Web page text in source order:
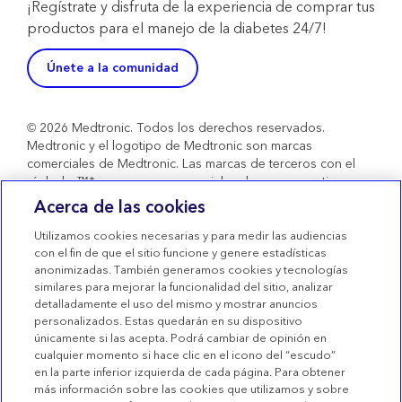
¡Regístrate y disfruta de la experiencia de comprar tus
productos para el manejo de la diabetes 24/7!
Únete a la comunidad
© 2026 Medtronic. Todos los derechos reservados.
Medtronic y el logotipo de Medtronic son marcas
comerciales de Medtronic. Las marcas de terceros con el
símbolo ™* son marcas comerciales de sus respectivos
propietarios. Todas las demás marcas son marcas
comerciales de una compañía de Medtronic. Productos
sanitarios con marcado CE conformes al Real Decreto
1591/2009.
Condiciones de uso
Términos de venta
Declaración de privacidad
Política de Cookies
Configuración de las Cookies
Acerca de las cookies
Utilizamos cookies necesarias y para medir las audiencias
con el fin de que el sitio funcione y genere estadísticas
anonimizadas. También generamos cookies y tecnologías
similares para mejorar la funcionalidad del sitio, analizar
detalladamente el uso del mismo y mostrar anuncios
personalizados. Estas quedarán en su dispositivo
únicamente si las acepta. Podrá cambiar de opinión en
cualquier momento si hace clic en el icono del “escudo”
en la parte inferior izquierda de cada página. Para obtener
más información sobre las cookies que utilizamos y sobre